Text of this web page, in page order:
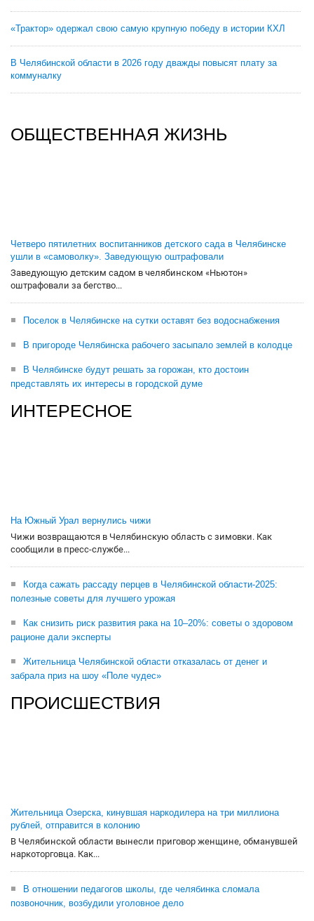
«Трактор» одержал свою самую крупную победу в истории КХЛ
В Челябинской области в 2026 году дважды повысят плату за
коммуналку
ОБЩЕСТВЕННАЯ ЖИЗНЬ
Четверо пятилетних воспитанников детского сада в Челябинске
ушли в «самоволку». Заведующую оштрафовали
Заведующую детским садом в челябинском «Ньютон»
оштрафовали за бегство...
Поселок в Челябинске на сутки оставят без водоснабжения
В пригороде Челябинска рабочего засыпало землей в колодце
В Челябинске будут решать за горожан, кто достоин
представлять их интересы в городской думе
ИНТЕРЕСНОЕ
На Южный Урал вернулись чижи
Чижи возвращаются в Челябинскую область с зимовки. Как
сообщили в пресс-службе...
Когда сажать рассаду перцев в Челябинской области-2025:
полезные советы для лучшего урожая
Как снизить риск развития рака на 10–20%: советы о здоровом
рационе дали эксперты
Жительница Челябинской области отказалась от денег и
забрала приз на шоу «Поле чудес»
ПРОИСШЕСТВИЯ
Жительница Озерска, кинувшая наркодилера на три миллиона
рублей, отправится в колонию
В Челябинской области вынесли приговор женщине, обманувшей
наркоторговца. Как...
В отношении педагогов школы, где челябинка сломала
позвоночник, возбудили уголовное дело